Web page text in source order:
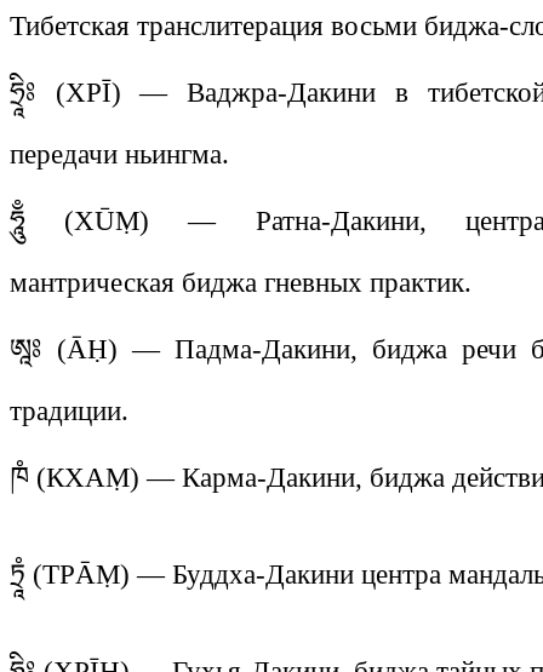
Тибетская транслитерация восьми биджа-
ཧྲཱིཿ (ХРĪ) — Ваджра-Дакини в
передачи ньингма.
ཧཱུྃ (ХŪṂ) — Ратна-Дакини,
мантрическая биджа гневных практик.
ཨཱཿ (ĀḤ) — Падма-Дакини, биджа речи
традиции.
ཁཾ (КХАṂ) — Карма-Дакини, биджа
ཏྲཱཾ (ТРĀṂ) — Буддха-Дакини центра